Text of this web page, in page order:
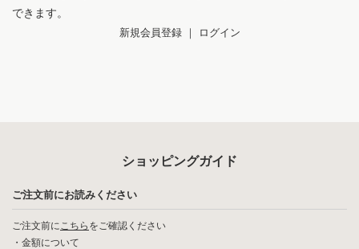
できます。
新規会員登録｜ ログイン
ショッピングガイド
ご注文前にお読みください
ご注文前にこちら をご確認ください
・ 金額について